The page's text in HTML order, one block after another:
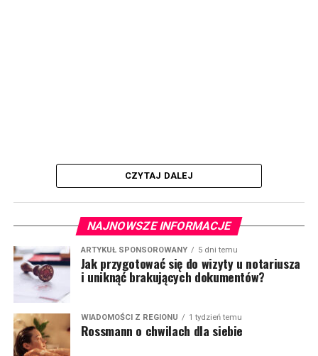
CZYTAJ DALEJ
NAJNOWSZE INFORMACJE
ARTYKUŁ SPONSOROWANY 5 dni temu
Jak przygotować się do wizyty u notariusza
i uniknąć brakujących dokumentów?
WIADOMOŚCI Z REGIONU 1 tydzień temu
Rossmann o chwilach dla siebie